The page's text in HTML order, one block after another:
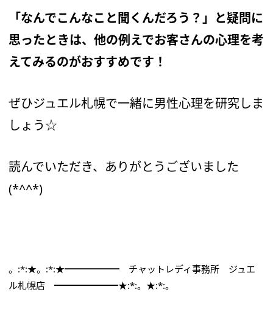
「なんでこんなこと聞くんだろう？」と疑問に
思ったときは、他の例えでお客さんの心理を考
えてみるのがおすすめです！
ぜひジュエル札幌で一緒に男性心理を研究しま
しょう☆
読んでいただき、ありがとうございました
(*^^*)
。:*:★。:*:★━━━━━━ チャットレディ事務所 ジュエ
ル札幌店 ━━━━━━━★:*:。★:*:。